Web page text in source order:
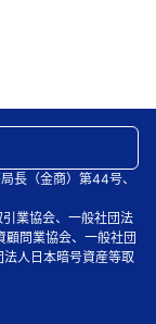
長（金商）第44号、
業協会、一般社団法
問業協会、一般社団
人日本暗号資産等取